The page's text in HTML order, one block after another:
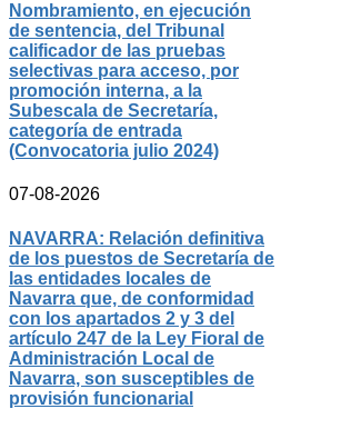
Nombramiento, en ejecución
de sentencia, del Tribunal
calificador de las pruebas
selectivas para acceso, por
promoción interna, a la
Subescala de Secretaría,
categoría de entrada
(Convocatoria julio 2024)
07-08-2026
NAVARRA: Relación definitiva
de los puestos de Secretaría de
las entidades locales de
Navarra que, de conformidad
con los apartados 2 y 3 del
artículo 247 de la Ley Fioral de
Administración Local de
Navarra, son susceptibles de
provisión funcionarial